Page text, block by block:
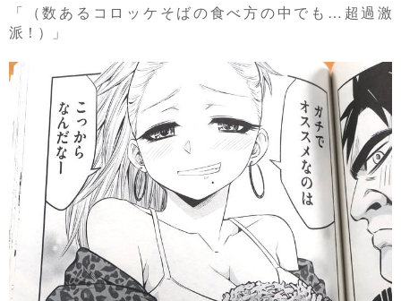
「（数あるコロッケそばの食べ方の中でも…超過激
派！）」